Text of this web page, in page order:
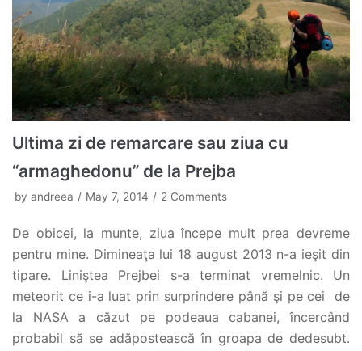
Ultima zi de remarcare sau ziua cu
“armaghedonu” de la Prejba
by andreea May 7, 2014 2 Comments
De obicei, la munte, ziua începe mult prea devreme
pentru mine. Dimineaţa lui 18 august 2013 n-a ieşit din
tipare. Liniştea Prejbei s-a terminat vremelnic. Un
meteorit ce i-a luat prin surprindere până şi pe cei de
la NASA a căzut pe podeaua cabanei, încercând
probabil să se adăpostească în groapa de dedesubt.